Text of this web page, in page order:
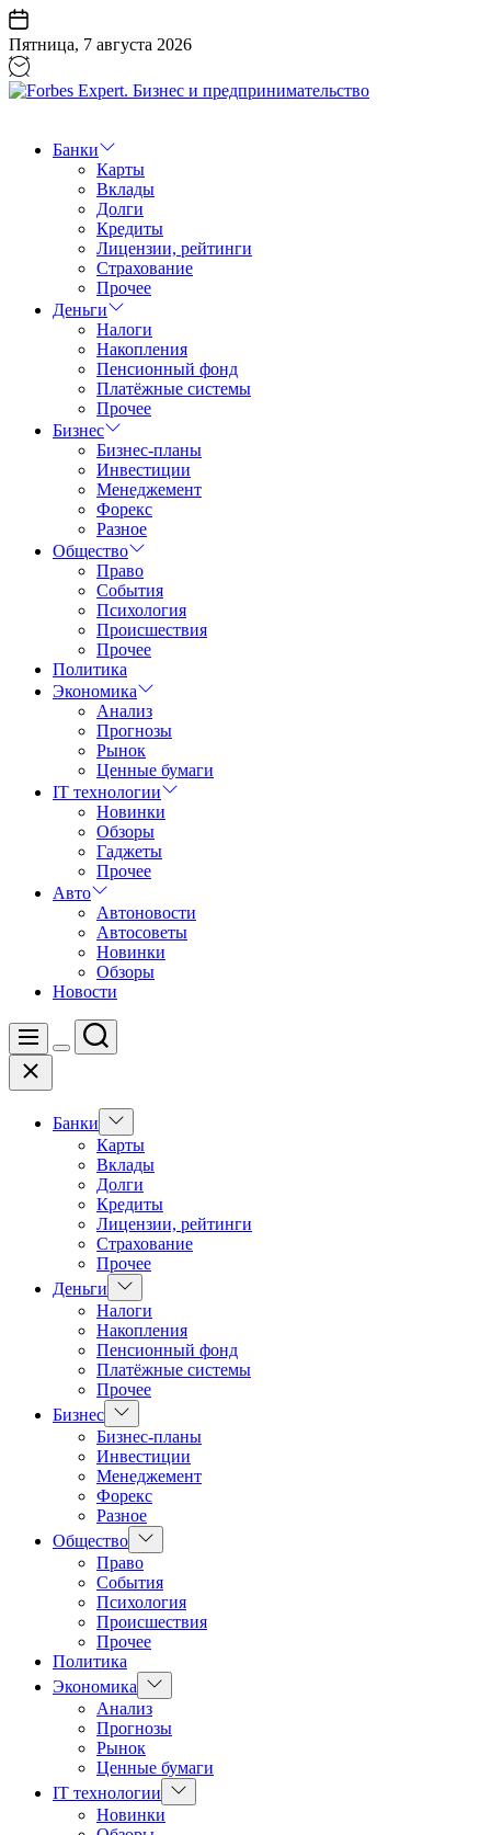
Перейти
к
содержанию
Пятница, 7 августа 2026
Бизнес
предпринимательство
Банки
Карты
Вклады
Долги
Кредиты
Лицензии, рейтинги
Страхование
Прочее
Деньги
Налоги
Накопления
Пенсионный фонд
Платёжные системы
Прочее
Бизнес
Бизнес-планы
Инвестиции
Менеджемент
Форекс
Разное
Общество
Право
События
Психология
Происшествия
Прочее
Политика
Экономика
Анализ
Прогнозы
Рынок
Ценные бумаги
IT технологии
Новинки
Обзоры
Гаджеты
Прочее
Авто
Автоновости
Автосоветы
Новинки
Обзоры
Новости
Меню
Цвет
Поиск
Закрыть
Банки
Показать
подменю
Карты
Вклады
Долги
Кредиты
Лицензии, рейтинги
Страхование
Прочее
Деньги
Показать
подменю
Налоги
Накопления
Пенсионный фонд
Платёжные системы
Прочее
Бизнес Показать
подменю
Бизнес-планы
Инвестиции
Менеджемент
Форекс
Разное
Общество Показать
подменю
Право
События
Психология
Происшествия
Прочее
Политика
Экономика
Показать
подменю
Анализ
Прогнозы
Рынок
Ценные бумаги
IT технологии
Показать
подменю
Новинки